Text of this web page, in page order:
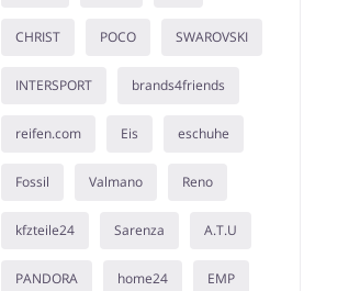
CHRIST POCO SWAROVSKI
INTERSPORT brands4friends
reifen.com Eis eschuhe
Fossil Valmano Reno
kfzteile24 Sarenza A.T.U
PANDORA home24 EMP